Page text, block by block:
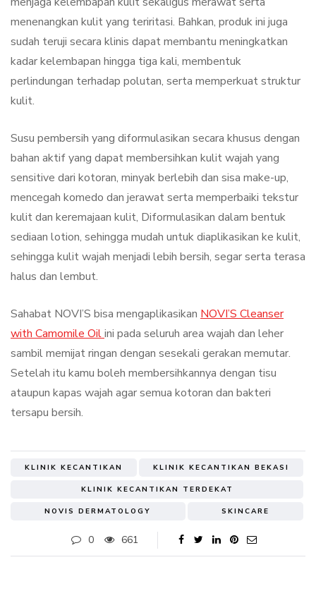
menenangkan kulit yang teriritasi. Bahkan, produk ini juga
sudah teruji secara klinis dapat membantu meningkatkan
kadar kelembapan hingga tiga kali, membentuk
perlindungan terhadap polutan, serta memperkuat struktur
kulit.
Susu pembersih yang diformulasikan secara khusus dengan
bahan aktif yang dapat membersihkan kulit wajah yang
sensitive dari kotoran, minyak berlebih dan sisa make-up,
mencegah komedo dan jerawat serta memperbaiki tekstur
kulit dan keremajaan kulit, Diformulasikan dalam bentuk
sediaan lotion, sehingga mudah untuk diaplikasikan ke kulit,
sehingga kulit wajah menjadi lebih bersih, segar serta terasa
halus dan lembut.
Sahabat NOVI’S bisa mengaplikasikan NOVI’S Cleanser
with Camomile Oilini pada seluruh area wajah dan leher
sambil memijat ringan dengan sesekali gerakan memutar.
Setelah itu kamu boleh membersihkannya dengan tisu
ataupun kapas wajah agar semua kotoran dan bakteri
tersapu bersih.
KLINIK KECANTIKAN KLINIK KECANTIKAN BEKASI
KLINIK KECANTIKAN TERDEKAT
NOVIS DERMATOLOGY SKINCARE
0 661